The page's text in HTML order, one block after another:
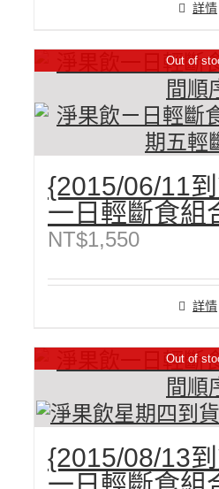
詳情
Out of
{2015/06/11
一日輕斷食組
NT$1,550
詳情
Out of
{2015/08/13